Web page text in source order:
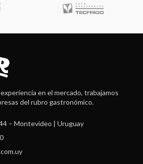
en el mercado, trabajamos
del rubro gastronómico.
– Montevideo | Uruguay